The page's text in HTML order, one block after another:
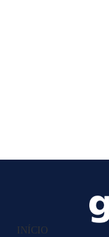
INÍCIO